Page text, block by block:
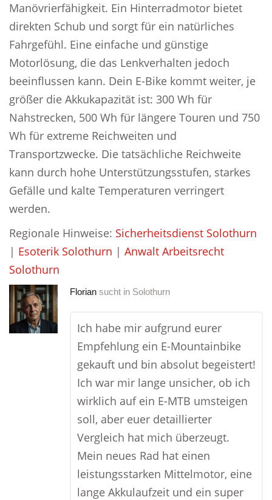
Manövrierfähigkeit. Ein Hinterradmotor bietet
direkten Schub und sorgt für ein natürliches
Fahrgefühl. Eine einfache und günstige
Motorlösung, die das Lenkverhalten jedoch
beeinflussen kann. Dein E-Bike kommt weiter, je
größer die Akkukapazität ist: 300 Wh für
Nahstrecken, 500 Wh für längere Touren und 750
Wh für extreme Reichweiten und
Transportzwecke. Die tatsächliche Reichweite
kann durch hohe Unterstützungsstufen, starkes
Gefälle und kalte Temperaturen verringert
werden.
Regionale Hinweise: Sicherheitsdienst Solothurn
| Esoterik Solothurn | Anwalt Arbeitsrecht
Solothurn
Florian sucht in Solothurn
Ich habe mir aufgrund eurer
Empfehlung ein E-Mountainbike
gekauft und bin absolut begeistert!
Ich war mir lange unsicher, ob ich
wirklich auf ein E-MTB umsteigen
soll, aber euer detaillierter
Vergleich hat mich überzeugt.
Mein neues Rad hat einen
leistungsstarken Mittelmotor, eine
lange Akkulaufzeit und ein super